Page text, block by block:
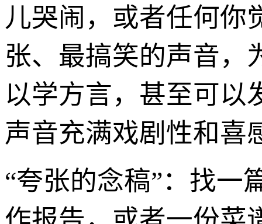
儿哭闹，或者任何你
张、最搞笑的声音，
以学方言，甚至可以
声音充满戏剧性和喜
“夸张的念稿”：找一